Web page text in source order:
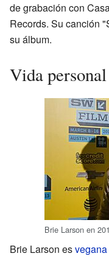
de grabación con
Records. Su canción
su álbum.
Vida
Brie Larson en
Brie Larson esvegana